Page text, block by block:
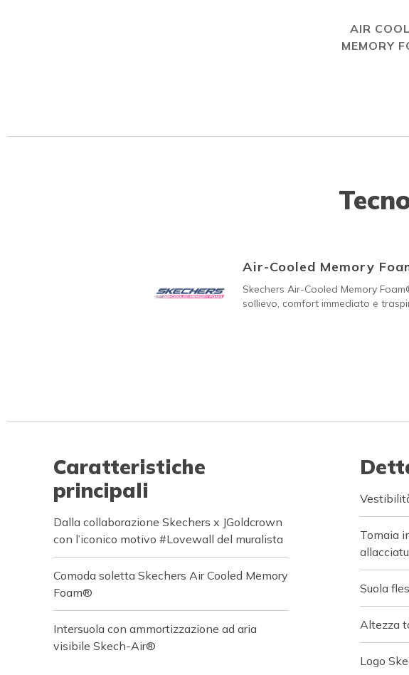
AIR
MEMORY
Air-Cooled Memory
Skechers Air-Cooled Memory
sollievo, comfort immediato e
Caratteristiche
principali
Dalla collaborazione Skechers x JGoldcrown
con l’iconico motivo #Lovewall del muralista
Comoda soletta Skechers Air Cooled Memory
Foam®
Intersuola con ammortizzazione ad aria
visibile Skech-Air®
Tomaia
Suola
Altezza
Logo